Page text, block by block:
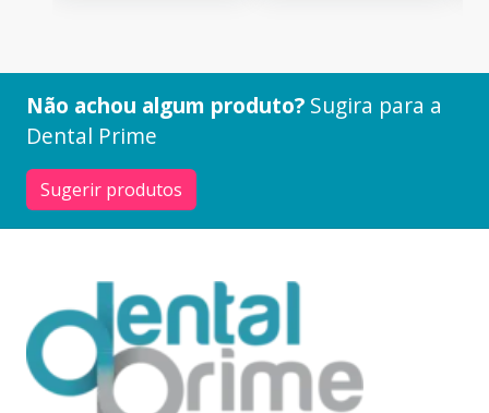
Não achou algum produto? Sugira para a
Dental Prime
Sugerir produtos